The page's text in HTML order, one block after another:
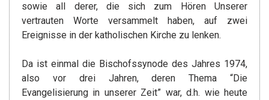
sowie all derer, die sich zum Hören Unserer
vertrauten Worte versammelt haben, auf zwei
Ereignisse in der katholischen Kirche zu lenken.
Da ist einmal die Bischofssynode des Jahres 1974,
also vor drei Jahren, deren Thema “Die
Evangelisierung in unserer Zeit” war, d.h. wie heute